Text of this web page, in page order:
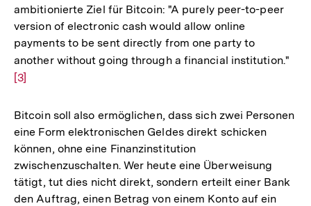
ambitionierte Ziel für Bitcoin: "A purely peer-to-peer
version of electronic cash would allow online
payments to be sent directly from one party to
another without going through a financial institution."
[3]
Bitcoin soll also ermöglichen, dass sich zwei Personen
eine Form elektronischen Geldes direkt schicken
können, ohne eine Finanzinstitution
zwischenzuschalten. Wer heute eine Überweisung
tätigt, tut dies nicht direkt, sondern erteilt einer Bank
den Auftrag, einen Betrag von einem Konto auf ein